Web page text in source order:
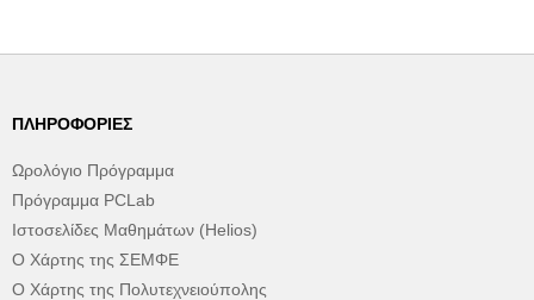
ΠΛΗΡΟΦΟΡΊΕΣ
Ωρολόγιο Πρόγραμμα
Πρόγραμμα PCLab
Ιστοσελίδες Μαθημάτων (Helios)
Ο Χάρτης της ΣΕΜΦΕ
Ο Χάρτης της Πολυτεχνειούπολης